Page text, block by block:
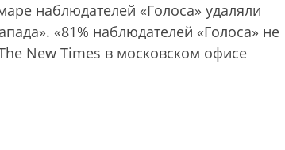
наблюдателей «Голоса» удаляли
«81% наблюдателей «Голоса» не
New Times в московском офисе